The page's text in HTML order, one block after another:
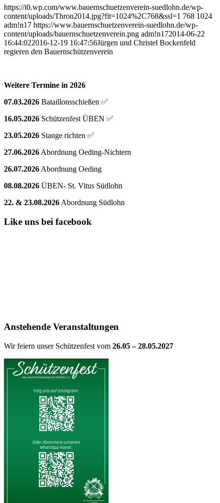
https://i0.wp.com/www.bauernschuetzenverein-suedlohn.de/wp-
content/uploads/Thron2014.jpg?fit=1024%2C768&ssl=1 768 1024
adm!n17 https://www.bauernschuetzenverein-suedlohn.de/wp-
content/uploads/bauernschuetzenverein.png adm!n172014-06-22
16:44:022016-12-19 16:47:56Jürgen und Christel Bockenfeld
regieren den Bauernschützenverein
Weitere Termine in 2026
07.03.2026 Bataillonsschießen ✅
16.05.2026 Schützenfest ÜBEN ✅
23.05.2026 Stange richten ✅
27.06.2026 Abordnung Oeding-Nichtern
26.07.2026 Abordnung Oeding
08.08.2026 ÜBEN- St. Vitus Südlohn
22. & 23.08.2026 Abordnung Südlohn
Like uns bei facebook
Anstehende Veranstaltungen
Wir feiern unser Schützenfest vom 26.05 – 28.05.2027